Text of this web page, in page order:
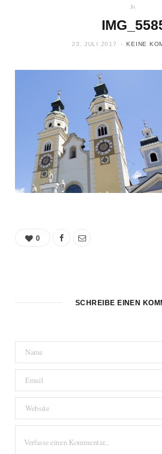
In
23. JULI 2017 KEINE
0
SCHREIBE EINEN